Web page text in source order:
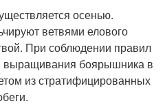
осенью.
ветвями елового
При соблюдении правил
выращивания боярышника в
из стратифицированных